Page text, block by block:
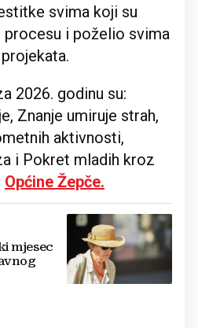
svima koji su
procesu i poželio svima
2026. godinu su:
Znanje umiruje strah,
aktivnosti,
i Pokret mladih kroz
Općine Žepče.
mjesec